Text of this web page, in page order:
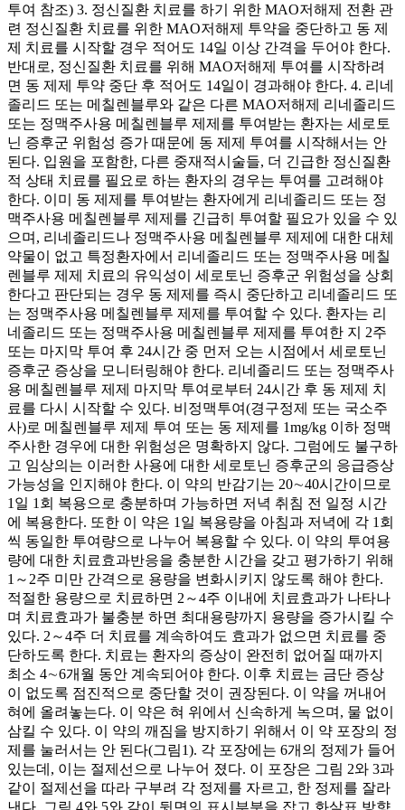
투여 참조) 3. 정신질환 치료를 하기 위한 MAO저해제 전환 관
련 정신질환 치료를 위한 MAO저해제 투약을 중단하고 동 제
제 치료를 시작할 경우 적어도 14일 이상 간격을 두어야 한다.
반대로, 정신질환 치료를 위해 MAO저해제 투여를 시작하려
면 동 제제 투약 중단 후 적어도 14일이 경과해야 한다. 4. 리네
졸리드 또는 메칠렌블루와 같은 다른 MAO저해제 리네졸리드
또는 정맥주사용 메칠렌블루 제제를 투여받는 환자는 세로토
닌 증후군 위험성 증가 때문에 동 제제 투여를 시작해서는 안
된다. 입원을 포함한, 다른 중재적시술들, 더 긴급한 정신질환
적 상태 치료를 필요로 하는 환자의 경우는 투여를 고려해야
한다. 이미 동 제제를 투여받는 환자에게 리네졸리드 또는 정
맥주사용 메칠렌블루 제제를 긴급히 투여할 필요가 있을 수 있
으며, 리네졸리드나 정맥주사용 메칠렌블루 제제에 대한 대체
약물이 없고 특정환자에서 리네졸리드 또는 정맥주사용 메칠
렌블루 제제 치료의 유익성이 세로토닌 증후군 위험성을 상회
한다고 판단되는 경우 동 제제를 즉시 중단하고 리네졸리드 또
는 정맥주사용 메칠렌블루 제제를 투여할 수 있다. 환자는 리
네졸리드 또는 정맥주사용 메칠렌블루 제제를 투여한 지 2주
또는 마지막 투여 후 24시간 중 먼저 오는 시점에서 세로토닌
증후군 증상을 모니터링해야 한다. 리네졸리드 또는 정맥주사
용 메칠렌블루 제제 마지막 투여로부터 24시간 후 동 제제 치
료를 다시 시작할 수 있다. 비정맥투여(경구정제 또는 국소주
사)로 메칠렌블루 제제 투여 또는 동 제제를 1mg/kg 이하 정맥
주사한 경우에 대한 위험성은 명확하지 않다. 그럼에도 불구하
고 임상의는 이러한 사용에 대한 세로토닌 증후군의 응급증상
가능성을 인지해야 한다. 이 약의 반감기는 20∼40시간이므로
1일 1회 복용으로 충분하며 가능하면 저녁 취침 전 일정 시간
에 복용한다. 또한 이 약은 1일 복용량을 아침과 저녁에 각 1회
씩 동일한 투여량으로 나누어 복용할 수 있다. 이 약의 투여용
량에 대한 치료효과반응을 충분한 시간을 갖고 평가하기 위해
1～2주 미만 간격으로 용량을 변화시키지 않도록 해야 한다.
적절한 용량으로 치료하면 2～4주 이내에 치료효과가 나타나
며 치료효과가 불충분 하면 최대용량까지 용량을 증가시킬 수
있다. 2～4주 더 치료를 계속하여도 효과가 없으면 치료를 중
단하도록 한다. 치료는 환자의 증상이 완전히 없어질 때까지
최소 4∼6개월 동안 계속되어야 한다. 이후 치료는 금단 증상
이 없도록 점진적으로 중단할 것이 권장된다. 이 약을 꺼내어
혀에 올려놓는다. 이 약은 혀 위에서 신속하게 녹으며, 물 없이
삼킬 수 있다. 이 약의 깨짐을 방지하기 위해서 이 약 포장의 정
제를 눌러서는 안 된다(그림1). 각 포장에는 6개의 정제가 들어
있는데, 이는 절제선으로 나누어 졌다. 이 포장은 그림 2와 3과
같이 절제선을 따라 구부려 각 정제를 자르고, 한 정제를 잘라